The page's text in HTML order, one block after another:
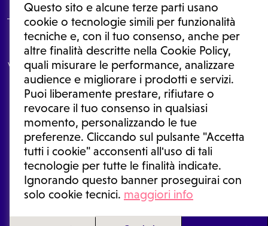
Questo sito e alcune terze parti usano
cookie o tecnologie simili per funzionalità
tecniche e, con il tuo consenso, anche per
altre finalità descritte nella Cookie Policy,
quali misurare le performance, analizzare
audience e migliorare i prodotti e servizi.
Puoi liberamente prestare, rifiutare o
revocare il tuo consenso in qualsiasi
momento, personalizzando le tue
preferenze. Cliccando sul pulsante "Accetta
tutti i cookie" acconsenti all'uso di tali
tecnologie per tutte le finalità indicate.
Ignorando questo banner proseguirai con
solo cookie tecnici. maggiori info
Le informazioni proposte in questo sito non sono un consulto medico.
In nessun caso, queste informazioni sostituiscono un consulto, una
visita o una diagnosi formulata dal medico. Non si devono considerare
le informazioni disponibili come suggerimenti per la formulazione di
una diagnosi, la determinazione di un trattamento o l'assunzione o
sospensione di un farmaco senza prima consultare un medico di
medicina generale o uno specialista.
Condizioni di utilizzo|Privacy Policy |Gestione cookie
Ⓒ 2026 | Tutti i diritti riservati.